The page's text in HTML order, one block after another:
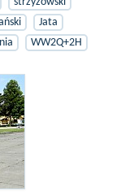
Jata
WW2Q+2H